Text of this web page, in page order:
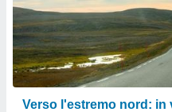
Verso l'estremo nord: in